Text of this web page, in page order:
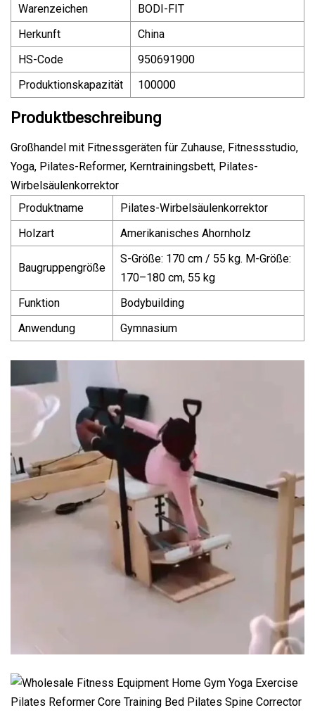
Warenzeichen
BODI-FIT
Herkunft
China
HS-Code
950691900
Produktionskapazität
100000
Produktbeschreibung
Großhandel mit Fitnessgeräten für Zuhause, Fitnessstudio,
Yoga, Pilates-Reformer, Kerntrainingsbett, Pilates-
Wirbelsäulenkorrektor
Produktname
Pilates-Wirbelsäulenkorrektor
Holzart
Amerikanisches Ahornholz
Baugruppengröße
S-Größe: 170 cm / 55 kg. M-Größe:
170–180 cm, 55 kg
Funktion
Bodybuilding
Anwendung
Gymnasium